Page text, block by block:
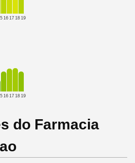
16 17 18 19
16 17 18 19
do Farmacia